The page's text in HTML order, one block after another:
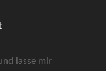
lasse mir